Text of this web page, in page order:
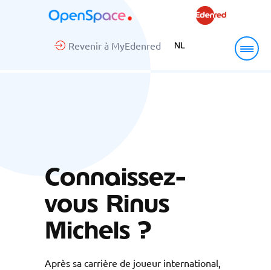
Revenir à MyEdenred NL
Connaissez-
vous Rinus
Michels ?
Après sa carrière de joueur international,